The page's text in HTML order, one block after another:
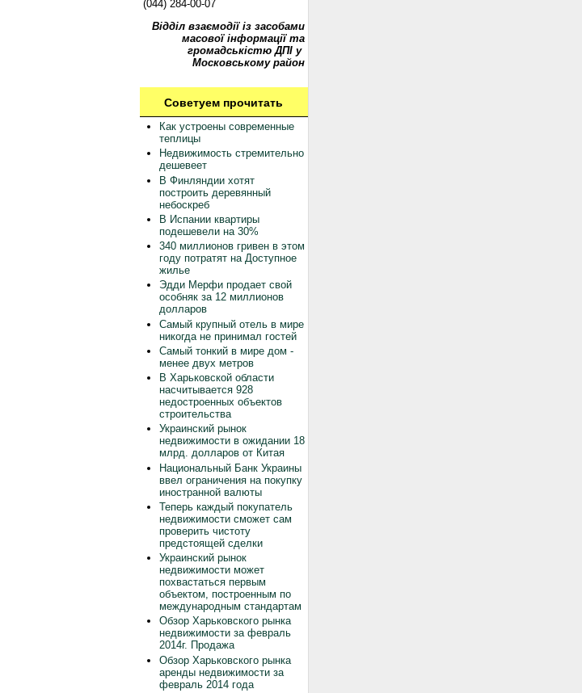
(044) 284-00-07
Відділ взаємодії із засобами
масової інформації та
громадськістю ДПІ у
Московському район
Советуем прочитать
Как устроены современные
теплицы
Недвижимость стремительно
дешевеет
В Финляндии хотят
построить деревянный
небоскреб
В Испании квартиры
подешевели на 30%
340 миллионов гривен в этом
году потратят на Доступное
жилье
Эдди Мерфи продает свой
особняк за 12 миллионов
долларов
Самый крупный отель в мире
никогда не принимал гостей
Самый тонкий в мире дом -
менее двух метров
В Харьковской области
насчитывается 928
недостроенных объектов
строительства
Украинский рынок
недвижимости в ожидании 18
млрд. долларов от Китая
Национальный Банк Украины
ввел ограничения на покупку
иностранной валюты
Теперь каждый покупатель
недвижимости сможет сам
проверить чистоту
предстоящей сделки
Украинский рынок
недвижимости может
похвастаться первым
объектом, построенным по
международным стандартам
Обзор Харьковского рынка
недвижимости за февраль
2014г. Продажа
Обзор Харьковского рынка
аренды недвижимости за
февраль 2014 года